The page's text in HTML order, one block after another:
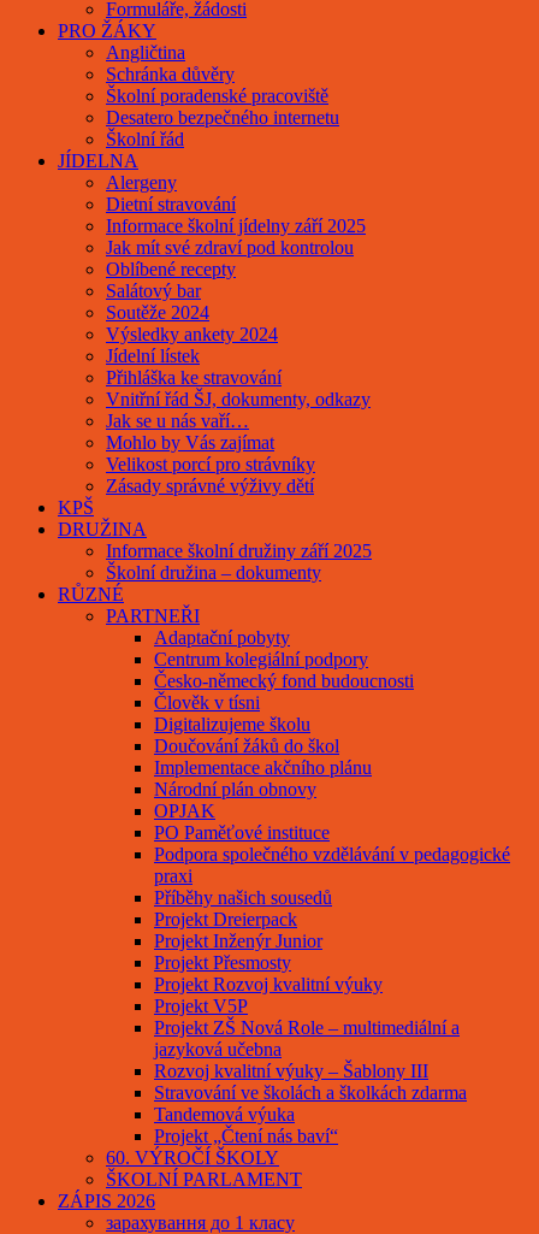
Formuláře, žádosti
PRO ŽÁKY
Angličtina
Schránka důvěry
Školní poradenské pracoviště
Desatero bezpečného internetu
Školní řád
JÍDELNA
Alergeny
Dietní stravování
Informace školní jídelny září 2025
Jak mít své zdraví pod kontrolou
Oblíbené recepty
Salátový bar
Soutěže 2024
Výsledky ankety 2024
Jídelní lístek
Přihláška ke stravování
Vnitřní řád ŠJ, dokumenty, odkazy
Jak se u nás vaří…
Mohlo by Vás zajímat
Velikost porcí pro strávníky
Zásady správné výživy dětí
KPŠ
DRUŽINA
Informace školní družiny září 2025
Školní družina – dokumenty
RŮZNÉ
PARTNEŘI
Adaptační pobyty
Centrum kolegiální podpory
Česko-německý fond budoucnosti
Člověk v tísni
Digitalizujeme školu
Doučování žáků do škol
Implementace akčního plánu
Národní plán obnovy
OPJAK
PO Paměťové instituce
Podpora společného vzdělávání v pedagogické
praxi
Příběhy našich sousedů
Projekt Dreierpack
Projekt Inženýr Junior
Projekt Přesmosty
Projekt Rozvoj kvalitní výuky
Projekt V5P
Projekt ZŠ Nová Role – multimediální a
jazyková učebna
Rozvoj kvalitní výuky – Šablony III
Stravování ve školách a školkách zdarma
Tandemová výuka
Projekt „Čtení nás baví“
60. VÝROČÍ ŠKOLY
ŠKOLNÍ PARLAMENT
ZÁPIS 2026
зарахування до 1 класу